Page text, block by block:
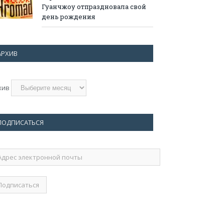
Гуанчжоу отпраздновала свой
день рождения